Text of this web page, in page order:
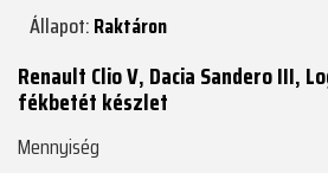
Állapot:Raktáron
Renault Clio V, Dacia Sandero III,
fékbetét készlet
Mennyiség